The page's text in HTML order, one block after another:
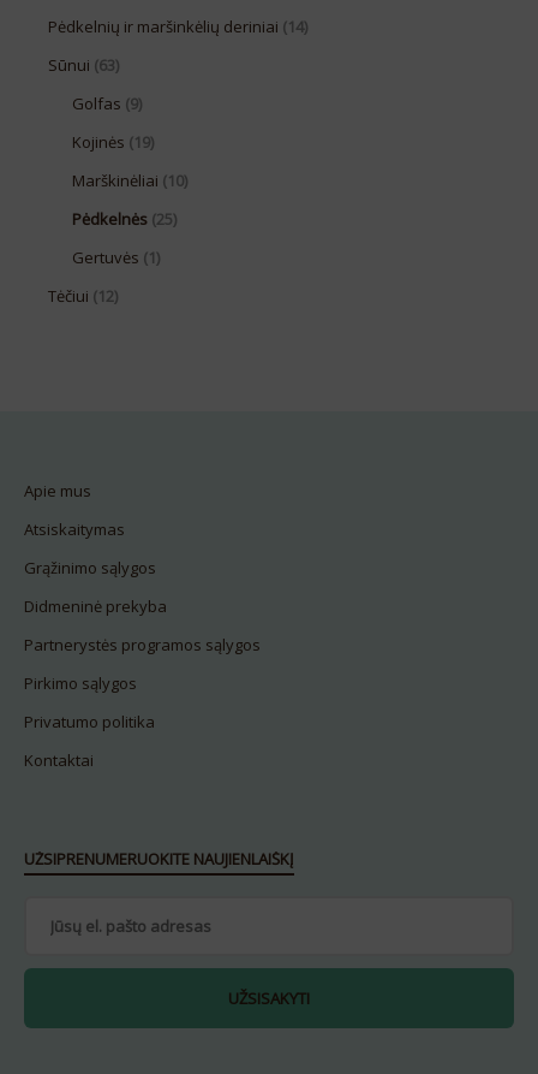
Pėdkelnių ir maršinkėlių deriniai (14)
Sūnui (63)
Golfas (9)
Kojinės (19)
Marškinėliai (10)
Pėdkelnės (25)
Gertuvės (1)
Tėčiui (12)
Apie mus
Atsiskaitymas
Grąžinimo sąlygos
Didmeninė prekyba
Partnerystės programos sąlygos
Pirkimo sąlygos
Privatumo politika
Kontaktai
UŽSIPRENUMERUOKITE NAUJIENLAIŠKĮ